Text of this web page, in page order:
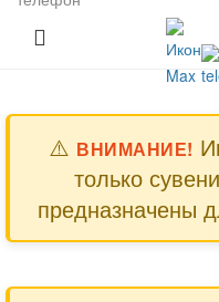
⚠️ ВНИМАНИЕ!
только
предназначены